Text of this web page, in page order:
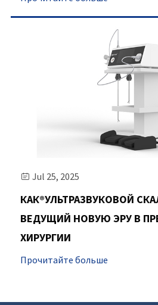
 Jul 25, 2025
КАК®УЛЬТРАЗВУКОВОЙ
ВЕДУЩИЙ НОВУЮ ЭРУ В
ХИРУРГИИ
Прочитайте больше